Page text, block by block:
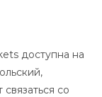
доступна на
со